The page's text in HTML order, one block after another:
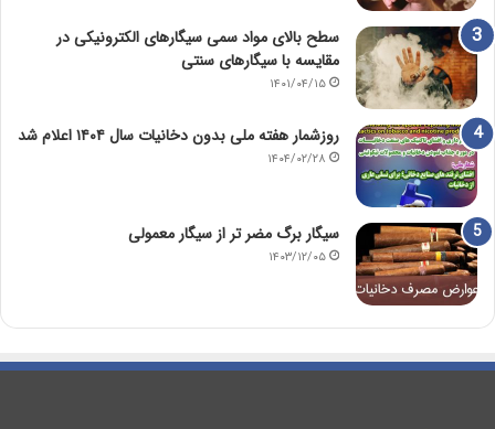
سطح بالای مواد سمی سیگارهای الکترونیکی در
مقایسه با سیگارهای سنتی
۱۴۰۱/۰۴/۱۵
روزشمار هفته ملی بدون دخانیات سال ۱۴۰۴ اعلام شد
۱۴۰۴/۰۲/۲۸
سیگار برگ مضر تر از سیگار معمولی
۱۴۰۳/۱۲/۰۵